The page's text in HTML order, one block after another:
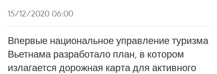
15/12/2020 06:00
Впервые национальное управление туризма
Вьетнама разработало план, в котором
излагается дорожная карта для активного